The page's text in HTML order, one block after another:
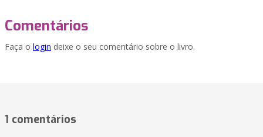
Comentários
Faça o login deixe o seu comentário sobre o livro.
1 comentários